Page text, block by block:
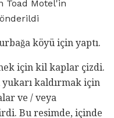
Toad Motel'in
köyü için yaptı.
için kil kaplar çizdi.
kaldırmak için
ve / veya
Bu resimde, içinde